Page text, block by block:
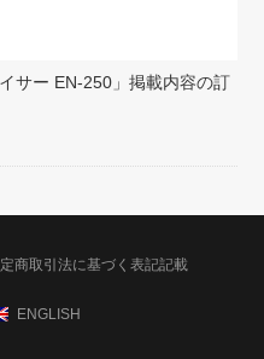
サー EN-250」掲載内容の訂
商取引法に基づく表記記載
ENGLISH